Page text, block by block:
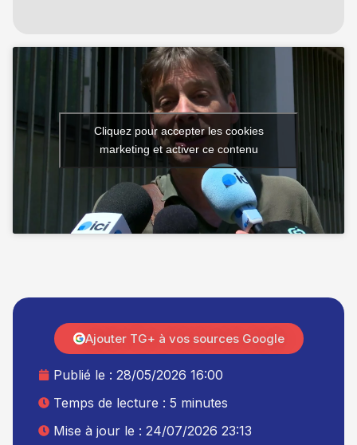
Cliquez pour accepter les cookies
marketing et activer ce contenu
Publié le : 28/05/2026 16:00
Temps de lecture : 5 minutes
Mise à jour le : 24/07/2026 23:13
Ajouter TG+ à vos sources Google